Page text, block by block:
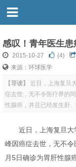
感叹！青年医生
2015-10-27 (4)
来源：环球医学
【导读】
近日，上海复旦
症去世，无不令医疗界的
性腺癌，并且已经发生肝、
近日，上海复旦大
峰因癌症去世，无不
月5日确诊为胃肝性腺